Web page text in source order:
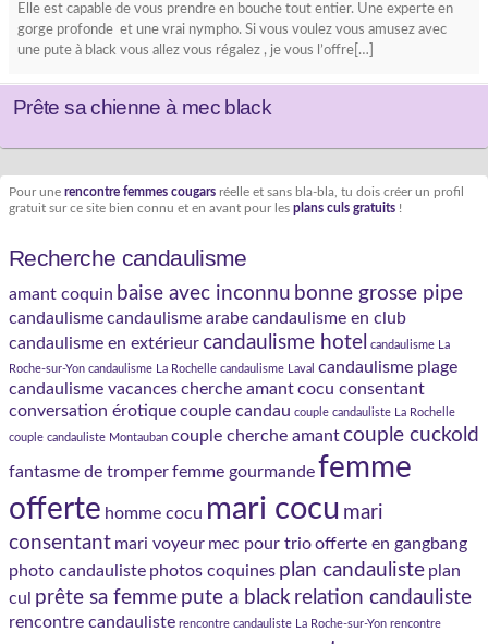
Elle est capable de vous prendre en bouche tout entier. Une experte en
gorge profonde et une vrai nympho. Si vous voulez vous amusez avec
une pute à black vous allez vous régalez , je vous l’offre[…]
Prête sa chienne à mec black
Pour une rencontre femmes cougars réelle et sans bla-bla, tu dois créer un profil
gratuit sur ce site bien connu et en avant pour les plans culs gratuits !
Recherche candaulisme
amant coquin baise avec inconnu bonne grosse pipe
candaulismecandaulisme arabecandaulisme en club
candaulisme en extérieurcandaulisme hotel
candaulisme La
Roche-sur-Yon candaulisme La Rochelle candaulisme Laval candaulisme plage
candaulisme vacancescherche amantcocu consentant
conversation érotiquecouple candau couple candauliste La Rochelle
couple candauliste Montauban couple cherche amantcouple cuckold
fantasme de tromperfemme gourmandefemme
offerte homme cocu mari cocu mari
consentant mari voyeur mec pour trioofferte en gangbang
photo candauliste photos coquines plan candauliste plan
cul prête sa femme pute a black relation candauliste
rencontre candauliste rencontre candauliste La Roche-sur-Yon rencontre